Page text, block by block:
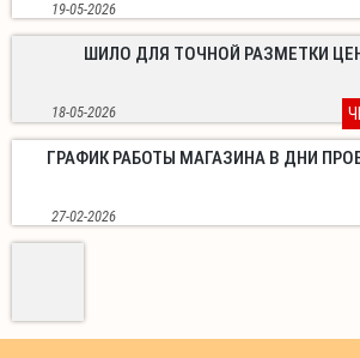
19-05-2026
ШИЛО ДЛЯ ТОЧНОЙ РАЗМЕТКИ
18-05-2026
ГРАФИК РАБОТЫ МАГАЗИНА В ДНИ
27-02-2026